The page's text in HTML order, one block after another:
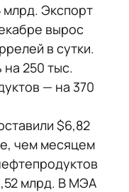
млрд. Экспорт
вырос
в сутки.
250 тыс.
— на 370
$6,82
чем месяцем
млрд. В МЭА